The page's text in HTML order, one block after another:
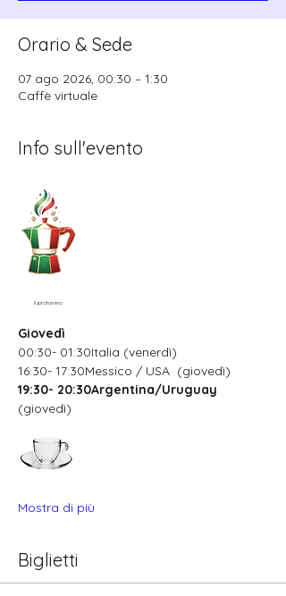
Orario & Sede
07 ago 2026, 00:30 – 1:30
Caffè virtuale
Info sull'evento
Il profumino
Giovedì
00:30- 01:30Italia (venerdì)
16:30- 17:30Messico / USA  (giovedì)
19:30- 20:30Argentina/Uruguay
(giovedì)
Mostra di più
Biglietti